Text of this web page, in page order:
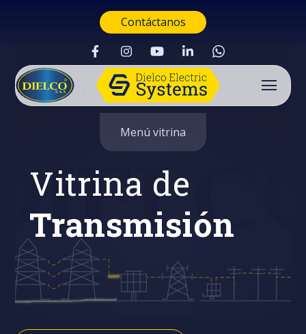
Contáctanos
Buscar
Menú vitrina
Vitrina de
Transmisión